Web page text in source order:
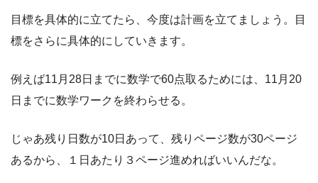
目標を具体的に立てたら、今度は計画を立てましょう。目
標をさらに具体的にしていきます。
例えば11月28日までに数学で60点取るためには、11月20
日までに数学ワークを終わらせる。
じゃあ残り日数が10日あって、残りページ数が30ページ
あるから、１日あたり３ページ進めればいいんだな。